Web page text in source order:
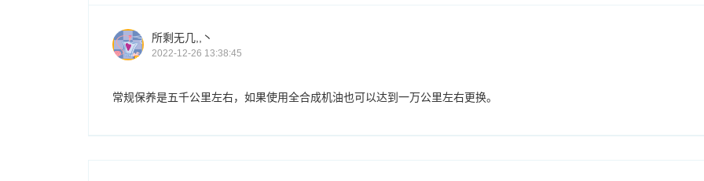
所剩无几,,丶
2022-12-26 13:38:45
常规保养是五千公里左右，如果使用全合成机油也可以达到一万公里左右更换。